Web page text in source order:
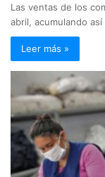
Las ventas de los
abril, acumulando
Leer más »